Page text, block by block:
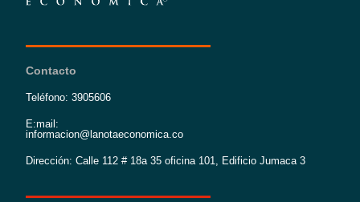
Contacto
Teléfono: 3905606
E:mail:
informacion@lanotaeconomica.co
Dirección: Calle 112 # 18a 35 oficina 101, Edificio Jumaca 3